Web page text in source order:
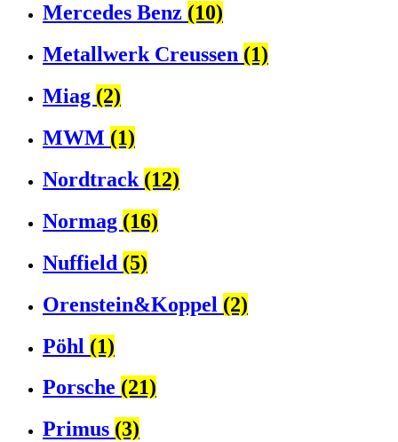
Mercedes Benz (10)
Metallwerk Creussen (1)
Miag (2)
MWM (1)
Nordtrack (12)
Normag (16)
Nuffield (5)
Orenstein&Koppel (2)
Pöhl (1)
Porsche (21)
Primus (3)